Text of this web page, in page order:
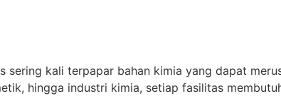
sering kali terpapar bahan kimia yang dapat
hingga industri kimia, setiap fasilitas